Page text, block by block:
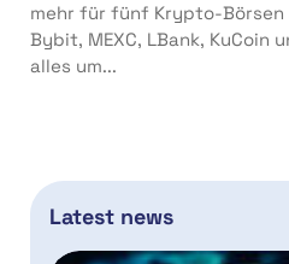
mehr für fünf Krypto-
Bybit, MEXC, LBank, KuCoin
alles um...
Latest news